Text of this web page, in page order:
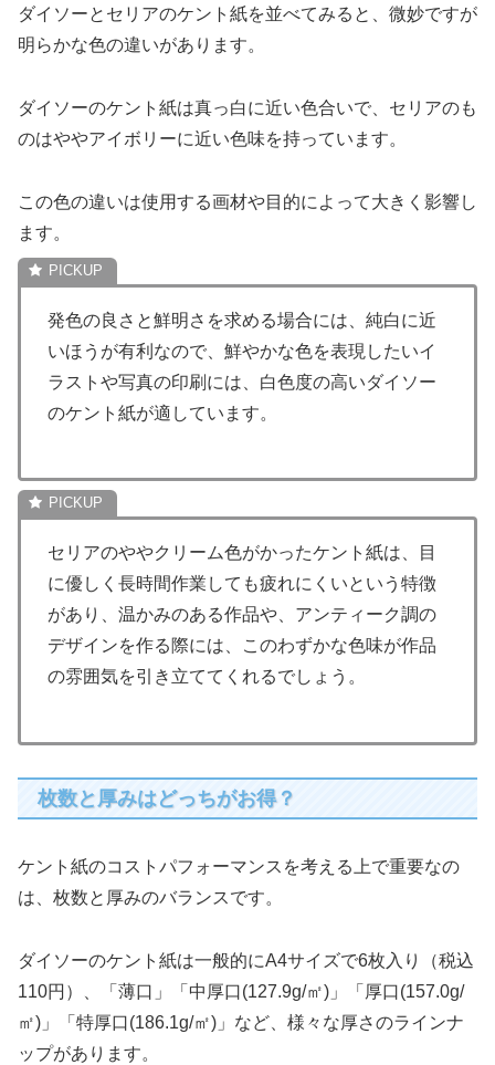
ダイソーとセリアのケント紙を並べてみると、微妙ですが
明らかな色の違いがあります。
ダイソーのケント紙は真っ白に近い色合いで、セリアのも
のはややアイボリーに近い色味を持っています。
この色の違いは使用する画材や目的によって大きく影響し
ます。
発色の良さと鮮明さを求める場合には、純白に近
いほうが有利なので、鮮やかな色を表現したいイ
ラストや写真の印刷には、白色度の高いダイソー
のケント紙が適しています。
セリアのややクリーム色がかったケント紙は、目
に優しく長時間作業しても疲れにくいという特徴
があり、温かみのある作品や、アンティーク調の
デザインを作る際には、このわずかな色味が作品
の雰囲気を引き立ててくれるでしょう。
枚数と厚みはどっちがお得？
ケント紙のコストパフォーマンスを考える上で重要なの
は、枚数と厚みのバランスです。
ダイソーのケント紙は一般的にA4サイズで6枚入り（税込
110円）、「薄口」「中厚口(127.9g/㎡)」「厚口(157.0g/
㎡)」「特厚口(186.1g/㎡)」など、様々な厚さのラインナ
ップがあります。